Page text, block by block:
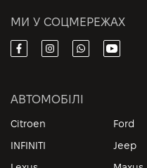
МИ У СОЦМЕРЕЖАХ
АВТОМОБІЛІ
Citroen Ford
INFINITI
Jeep